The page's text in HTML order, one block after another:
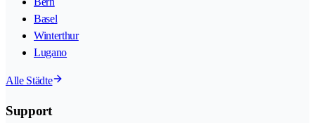
Basel
Winterthur
Lugano
Alle Städte
Support